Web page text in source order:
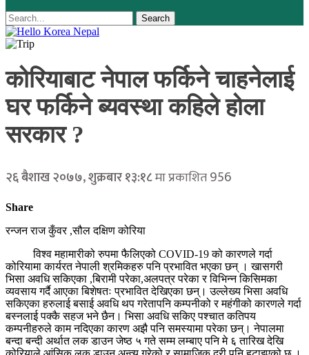
कोरियाबाट नेपाल फर्किने चाहनेलाई
घर फर्किने ब्यवस्था कहिले होला
सरकार ?
२६ बैशाख २०७७, शुक्रबार १३:१८मा प्रकाशित956
Share
रन्जन राज कुँवर ,सौल दक्षिण कोरिया
विश्व महामारीको रुपमा फैलिएको COVID-19 को कारणले गर्दा
कोरियामा कार्यरत नेपाली श्रमिकहरु पनि प्रभावित भएका छन् । खासगरी
भिसा अवधि सकिएका ,बिरामी परेका,अलपत्र परेका र विभिन्न किसिमका
व्यवसाय गर्दै आएका बिशेषतः प्रभावित देखिएका छन्। उल्लेख्य भिसा अवधि
सकिएका हरुलाई बसाई अवधि थप गरेतापनि कम्पनीको र महंगीको कारणले गर्दा
बस्नलाई पक्कै सहज भने छैन। भिसा अवधि सकिए पश्चात कतिपय
कम्पनीहरुले काम नदिएका कारण अझै पनि समस्यामा परेका छन्। नेपालमा
बन्दा बन्दी अर्थात लक डाउन जेष्ठ ५ गते सम्म लम्बाए पनि मे ६ तारिख देखि